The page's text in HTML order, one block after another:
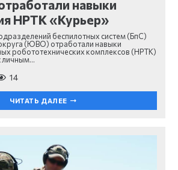
навыки
НРТК «Курьер»
беспилотных систем (БпС)
(ЮВО) отработали навыки
робототехнических комплексов (НРТК)
личным…
14
ЧИТАТЬ ДАЛЕЕ